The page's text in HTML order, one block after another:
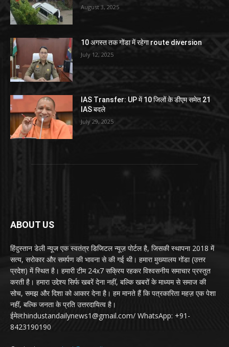
August 3, 2025
10 अगस्त तक गोंडा में रहेगा route diversion
July 12, 2025
IAS Transfer: UP में 10 जिलों के डीएम समेत 21
IAS बदले
July 29, 2025
ABOUT US
हिंदुस्तान डेली न्यूज एक स्वतंत्र डिजिटल न्यूज़ पोर्टल है, जिसकी स्थापना 2018 में
सत्य, सरोकार और समर्पण की भावना से की गई थी। हमारा मुख्यालय गोंडा (उत्तर
प्रदेश) में स्थित है। हमारी टीम 24x7 सक्रिय रहकर विश्वसनीय समाचार प्रस्तुत
करती है। हमारा उद्देश्य सिर्फ खबरें देना नहीं, बल्कि खबरों के माध्यम से समाज की
सोच, समझ और दिशा को आकार देना है। हम मानते हैं कि पत्रकारिता महज़ एक पेशा
नहीं, बल्कि जनता के प्रति उत्तरदायित्व है।
ईमेल:hindustandailynews1@gmail.com/ WhatsApp: +91-
8423190190